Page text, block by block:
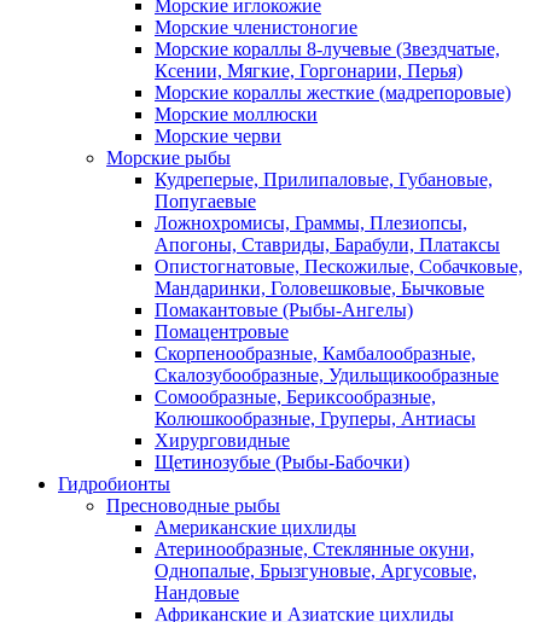
Морские иглокожие
Морские членистоногие
Морские кораллы 8-лучевые (Звездчатые,
Ксении, Мягкие, Горгонарии, Перья)
Морские кораллы жесткие (мадрепоровые)
Морские моллюски
Морские черви
Морские рыбы
Кудреперые, Прилипаловые, Губановые,
Попугаевые
Ложнохромисы, Граммы, Плезиопсы,
Апогоны, Ставриды, Барабули, Платаксы
Опистогнатовые, Пескожилые, Собачковые,
Мандаринки, Головешковые, Бычковые
Помакантовые (Рыбы-Ангелы)
Помацентровые
Скорпенообразные, Камбалообразные,
Скалозубообразные, Удильщикообразные
Сомообразные, Бериксообразные,
Колюшкообразные, Груперы, Антиасы
Хирурговидные
Щетинозубые (Рыбы-Бабочки)
Гидробионты
Пресноводные рыбы
Американские цихлиды
Атеринообразные, Стеклянные окуни,
Однопалые, Брызгуновые, Аргусовые,
Нандовые
Африканские и Азиатские цихлиды